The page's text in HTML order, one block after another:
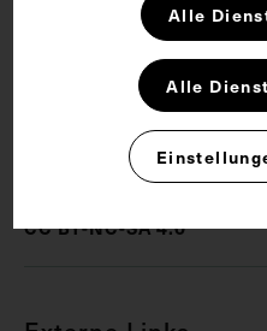
CC BY-NC-SA 4.0
Alle
Alle